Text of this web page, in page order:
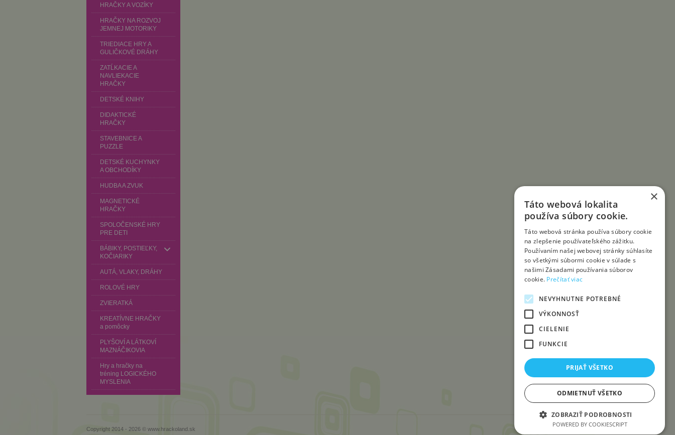
HRAČKY A VOZÍKY
HRAČKY NA ROZVOJ
JEMNEJ MOTORIKY
TRIEDIACE HRY A
GULIČKOVÉ DRÁHY
ZATĹKACIE A
NAVLIEKACIE
HRAČKY
DETSKÉ KNIHY
DIDAKTICKÉ
HRAČKY
STAVEBNICE A
PUZZLE
DETSKÉ KUCHYNKY
A OBCHODÍKY
HUDBA A ZVUK
MAGNETICKÉ
HRAČKY
SPOLOČENSKÉ HRY
PRE DETI
BÁBIKY, POSTIEĽKY,
KOČIARIKY
AUTÁ, VLAKY, DRÁHY
ROLOVÉ HRY
ZVIERATKÁ
KREATÍVNE HRAČKY
a pomôcky
PLYŠOVÍ A LÁTKOVÍ
MAZNÁČIKOVIA
Hry a hračky na
tréning LOGICKÉHO
MYSLENIA
Copyright 2014 - 2026 © www.hrackoland.sk
×
Táto webová lokalita
používa súbory cookie.
Táto webová stránka používa súbory cookie
na zlepšenie používateľského zážitku.
Používaním našej webovej stránky súhlasíte
so všetkými súbormi cookie v súlade s
našimi Zásadami používania súborov
cookie. Prečítať viac
NEVYHNUTNE POTREBNÉ
VÝKONNOSŤ
CIELENIE
FUNKCIE
PRIJAŤ VŠETKO
ODMIETNUŤ VŠETKO
ZOBRAZIŤ PODROBNOSTI
POWERED BY COOKIESCRIPT